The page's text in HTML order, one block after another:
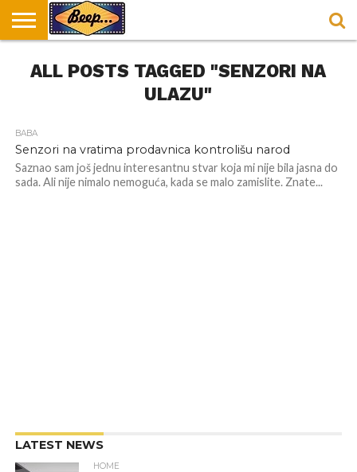
DORUČAK
U
SVAKODNEVICA
ENTERTAINMENT
LOKACIJE
ZA
HRANA I
RECEPTI
NEPUSACKI
LOKALI
ALL POSTS TAGGED "SENZORI NA
ULAZU"
BABA
Senzori na vratima prodavnica kontrolišu narod
Saznao sam još jednu interesantnu stvar koja mi nije bila jasna do
sada. Ali nije nimalo nemoguća, kada se malo zamislite. Znate...
LATEST NEWS
HOME